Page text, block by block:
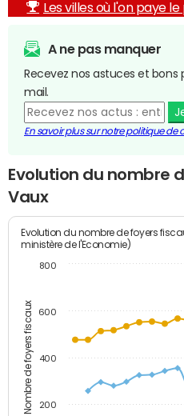
Les villes où l'on paye
A ne pas manquer
Recevez nos astuces et
mail.
En savoir plus sur notre politique de
Evolution du nombre
Vaux
Nombre de foyers fiscaux
Evolution du nombre de foyers
ministère de l'Economie)
200
400
600
800